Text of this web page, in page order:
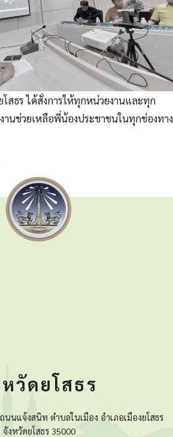
โสธร ได้สั่งการให้ทุกหน่วยงานและทุก
งานช่วยเหลือพี่น้องประชาชนในทุกช่องทาง
วัดยโสธร
นนแจ้งสนิท ตำบลในเมือง อำเภอเมืองยโสธร
จังหวัดยโสธร 35000